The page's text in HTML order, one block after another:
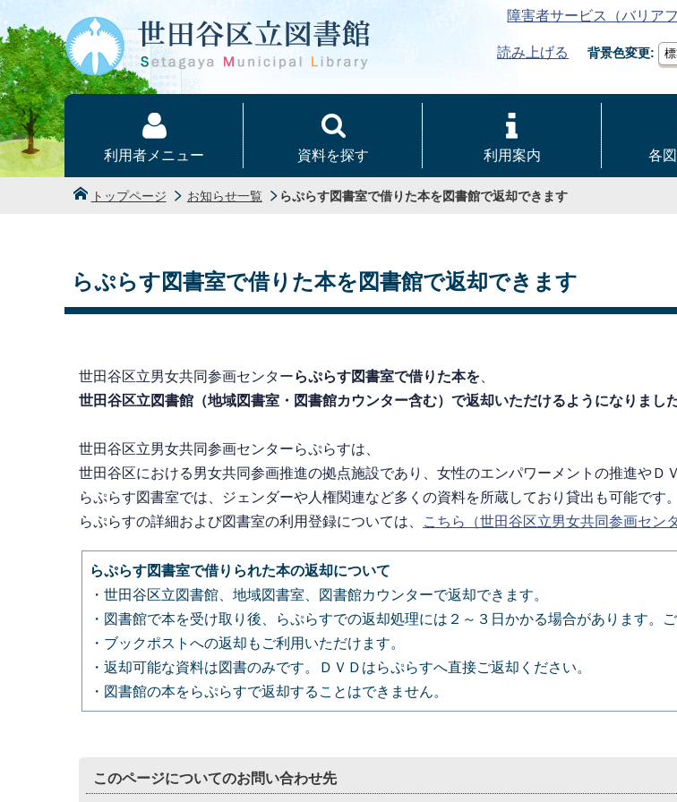
本文へ
障害者サービス（バリア
読み上げる 背景色変更
利用者メニュー 資料を探す 利用案内 各
トップページ お知らせ一覧 らぷらす図書室で借りた本を図書館で返却できます
らぷらす図書室で借りた本を図書館で返却できます
世田谷区立男女共同参画センターらぷらす図書室で借りた本を
世田谷区立図書館（地域図書室・図書館カウンター含む）で返却いただけるようになりました
世田谷区立男女共同参画センターらぷらすは、
世田谷区における男女共同参画推進の拠点施設であり、女性のエンパワーメントの推進やＤ
らぷらす図書室では、
ジェンダーや人権関連など多くの資料を所蔵しており貸出も可能です。
らぷらすの詳細および図書室の利用登録については、
こちら（世田谷区立男女共同参画セン
らぷらす図書室で借りられた本の返却について
・世田谷区立図書館、地域図書室、図書館カウンターで返却できます。
・図書館で本を受け取り後、らぷらすでの返却処理には２～３日かかる場合があります。
・ブックポストへの返却もご利用いただけます。
・返却可能な資料は図書のみです。ＤＶＤはらぷらすへ直接ご返却ください。
・図書館の本をらぷらすで返却することはできません。
このページについてのお問い合わせ先